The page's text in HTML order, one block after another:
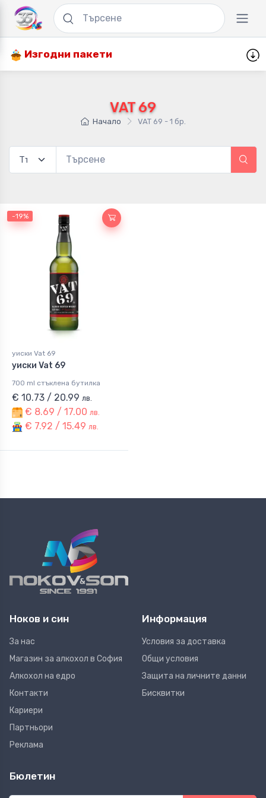
Изгодни пакети
VAT 69
Начало VAT 69 - 1 бр.
-19%
уиски Vat 69
уиски Vat 69
700 ml стъклена бутилка
€ 10.73 / 20.99 лв.
€ 8.69 / 17.00 лв.
€ 7.92 / 15.49 лв.
Ноков и син
За нас
Магазин за алкохол в София
Алкохол на едро
Контакти
Кариери
Партньори
Реклама
Информация
Условия за доставка
Общи условия
Защита на личните данни
Бисквитки
Бюлетин